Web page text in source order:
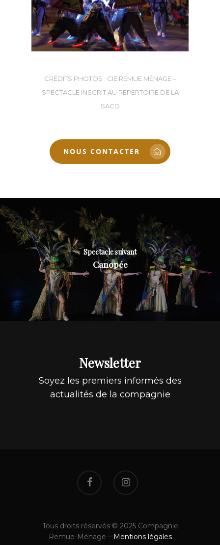
CRÉDITS PHOTOS : CIE REMUE MÉNAGE –
SPECTACLE INSCRIT AU RÉPERTOIRE DE LA
SACD
NOUS CONTACTER
Spectacle suivant
Canopée
Newsletter
Soyez les premiers informés des
actualités de la compagnie
Tous droits réservés © 2025 Compagnie
Remue-Ménage – Mentions légales